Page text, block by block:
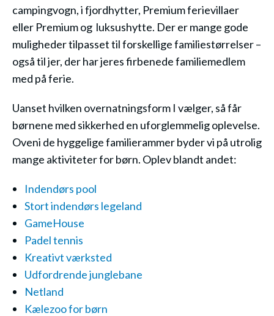
campingvogn, i fjordhytter, Premium ferievillaer
eller Premium og luksushytte. Der er mange gode
muligheder tilpasset til forskellige familiestørrelser –
også til jer, der har jeres firbenede familiemedlem
med på ferie.
Uanset hvilken overnatningsform I vælger, så får
børnene med sikkerhed en uforglemmelig oplevelse.
Oveni de hyggelige familierammer byder vi på utrolig
mange aktiviteter for børn. Oplev blandt andet:
Indendørs pool
Stort indendørs legeland
GameHouse
Padel tennis
Kreativt værksted
Udfordrende junglebane
Netland
Kælezoo for børn